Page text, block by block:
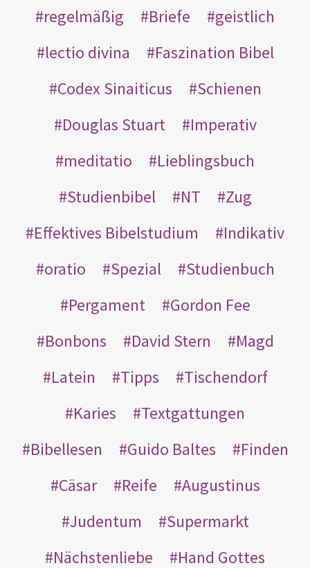
regelmäßig
Briefe
geistlich
lectio divina
Faszination Bibel
Codex Sinaiticus
Schienen
Douglas Stuart
Imperativ
meditatio
Lieblingsbuch
Studienbibel
NT
Zug
Effektives Bibelstudium
Indikativ
oratio
Spezial
Studienbuch
Pergament
Gordon Fee
Bonbons
David Stern
Magd
Latein
Tipps
Tischendorf
Karies
Textgattungen
Bibellesen
Guido Baltes
Finden
Cäsar
Reife
Augustinus
Judentum
Supermarkt
Nächstenliebe
Hand Gottes